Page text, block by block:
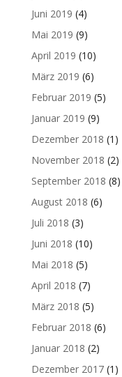
Juni 2019 (4)
Mai 2019 (9)
April 2019 (10)
März 2019 (6)
Februar 2019 (5)
Januar 2019 (9)
Dezember 2018 (1)
November 2018 (2)
September 2018 (8)
August 2018 (6)
Juli 2018 (3)
Juni 2018 (10)
Mai 2018 (5)
April 2018 (7)
März 2018 (5)
Februar 2018 (6)
Januar 2018 (2)
Dezember 2017(1)